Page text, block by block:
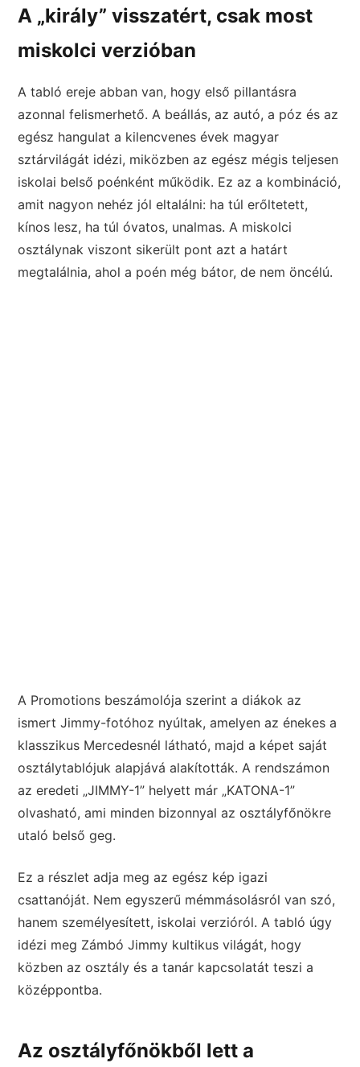
A „király” visszatért, csak most
miskolci verzióban
A tabló ereje abban van, hogy első pillantásra
azonnal felismerhető. A beállás, az autó, a póz és az
egész hangulat a kilencvenes évek magyar
sztárvilágát idézi, miközben az egész mégis teljesen
iskolai belső poénként működik. Ez az a kombináció,
amit nagyon nehéz jól eltalálni: ha túl erőltetett,
kínos lesz, ha túl óvatos, unalmas. A miskolci
osztálynak viszont sikerült pont azt a határt
megtalálnia, ahol a poén még bátor, de nem öncélú.
A Promotions beszámolója szerint a diákok az
ismert Jimmy-fotóhoz nyúltak, amelyen az énekes a
klasszikus Mercedesnél látható, majd a képet saját
osztálytablójuk alapjává alakították. A rendszámon
az eredeti „JIMMY-1” helyett már „KATONA-1”
olvasható, ami minden bizonnyal az osztályfőnökre
utaló belső geg.
Ez a részlet adja meg az egész kép igazi
csattanóját. Nem egyszerű mémmásolásról van szó,
hanem személyesített, iskolai verzióról. A tabló úgy
idézi meg Zámbó Jimmy kultikus világát, hogy
közben az osztály és a tanár kapcsolatát teszi a
középpontba.
Az osztályfőnökből lett a